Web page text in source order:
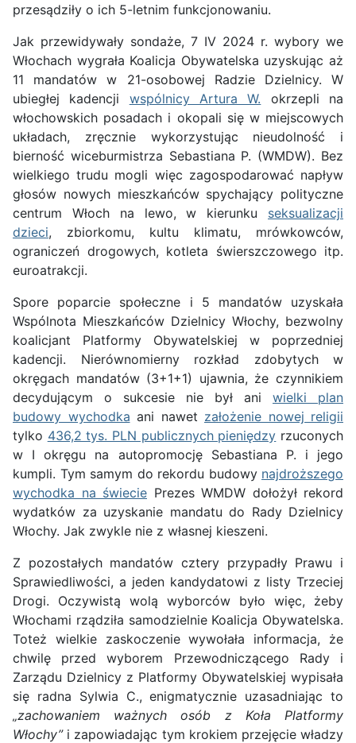
przesądziły o ich 5-letnim funkcjonowaniu.
Jak przewidywały sondaże, 7 IV 2024 r. wybory we
Włochach wygrała Koalicja Obywatelska uzyskując aż
11 mandatów w 21-osobowej Radzie Dzielnicy. W
ubiegłej kadencji wspólnicy Artura W. okrzepli na
włochowskich posadach i okopali się w miejscowych
układach, zręcznie wykorzystując nieudolność i
bierność wiceburmistrza Sebastiana P. (WMDW). Bez
wielkiego trudu mogli więc zagospodarować napływ
głosów nowych mieszkańców spychający polityczne
centrum Włoch na lewo, w kierunku seksualizacji
dzieci, zbiorkomu, kultu klimatu, mrówkowców,
ograniczeń drogowych, kotleta świerszczowego itp.
euroatrakcji.
Spore poparcie społeczne i 5 mandatów uzyskała
Wspólnota Mieszkańców Dzielnicy Włochy, bezwolny
koalicjant Platformy Obywatelskiej w poprzedniej
kadencji. Nierównomierny rozkład zdobytych w
okręgach mandatów (3+1+1) ujawnia, że czynnikiem
decydującym o sukcesie nie był ani wielki plan
budowy wychodka ani nawet założenie nowej religii
tylko 436,2 tys. PLN publicznych pieniędzy rzuconych
w I okręgu na autopromocję Sebastiana P. i jego
kumpli. Tym samym do rekordu budowy najdroższego
wychodka na świecie Prezes WMDW dołożył rekord
wydatków za uzyskanie mandatu do Rady Dzielnicy
Włochy. Jak zwykle nie z własnej kieszeni.
Z pozostałych mandatów cztery przypadły Prawu i
Sprawiedliwości, a jeden kandydatowi z listy Trzeciej
Drogi. Oczywistą wolą wyborców było więc, żeby
Włochami rządziła samodzielnie Koalicja Obywatelska.
Toteż wielkie zaskoczenie wywołała informacja, że
chwilę przed wyborem Przewodniczącego Rady i
Zarządu Dzielnicy z Platformy Obywatelskiej wypisała
się radna Sylwia C., enigmatycznie uzasadniając to
„zachowaniem ważnych osób z Koła Platformy
Włochy”i zapowiadając tym krokiem przejęcie władzy